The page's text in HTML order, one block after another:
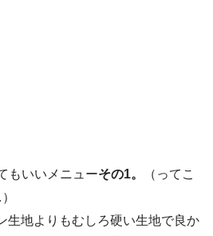
もいいメニューその1。
（ってこ
生地よりもむしろ硬い生地で良か